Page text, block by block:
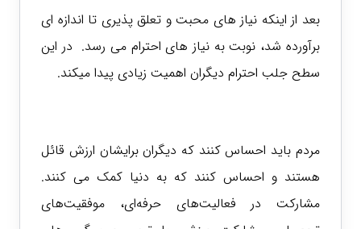
بعد از اینکه نیاز های محبت و تعلق پذیری تا اندازه ای
برآورده شد، نوبت به نیاز های احترام می رسد. در این
سطح جلب احترام دیگران اهمیت زیادی پیدا میکند.
مردم باید احساس کنند که دیگران برایشان ارزش قائل
هستند و احساس کنند که به دنیا کمک می کنند.
مشارکت در فعالیت‌های حرفه‌ای، موفقیت‌های